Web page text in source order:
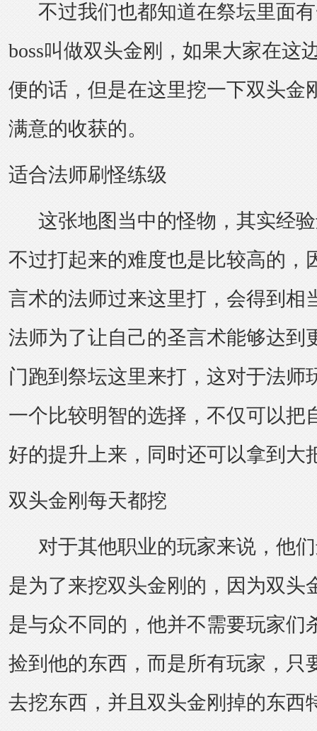
不过我们也都知道在祭坛里面有
boss叫做双头金刚，如果大家在这
便的话，但是在这里挖一下双头金
满意的收获的。
适合法师刷怪练级
这张地图当中的怪物，其实经验
不过打起来的难度也是比较高的，
言术的法师过来这里打，会得到相
法师为了让自己的圣言术能够达到
门跑到祭坛这里来打，这对于法师
一个比较明智的选择，不仅可以把
好的提升上来，同时还可以拿到大
双头金刚每天都挖
对于其他职业的玩家来说，他们
是为了来挖双头金刚的，因为双头
是与众不同的，他并不需要玩家们
捡到他的东西，而是所有玩家，只
去挖东西，并且双头金刚掉的东西